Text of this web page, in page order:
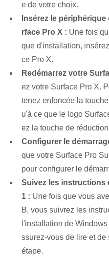
e de votre choix.
Insérez le
rface Pro X : Une fois
que d'installation,
ce Pro X.
Redémarrez votre
ez votre Surface Pro X.
tenez enfoncée la
u'à ce que le logo
ez la touche de
Configurer le
que votre Surface Pro
pour configurer le
Suivez les instructions
1 : Une fois que vous
B, vous suivrez les
l'installation de
ssurez-vous de lire et
étape.